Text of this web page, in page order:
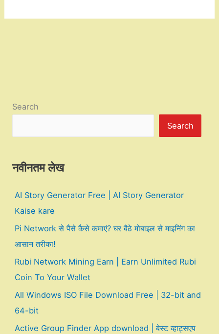
Search
Search
नवीनतम लेख
AI Story Generator Free | AI Story Generator
Kaise kare
Pi Network से पैसे कैसे कमाएं? घर बैठे मोबाइल से माइनिंग का
आसान तरीका!
Rubi Network Mining Earn | Earn Unlimited Rubi
Coin To Your Wallet
All Windows ISO File Download Free | 32-bit and
64-bit
Active Group Finder App download | बेस्ट व्हाट्सएप